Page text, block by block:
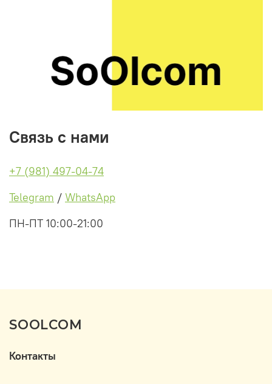
Связь с нами
+7 (981) 497-04-74
Telegram / WhatsApp
ПН-ПТ 10:00-21:00
SOOLCOM
Контакты